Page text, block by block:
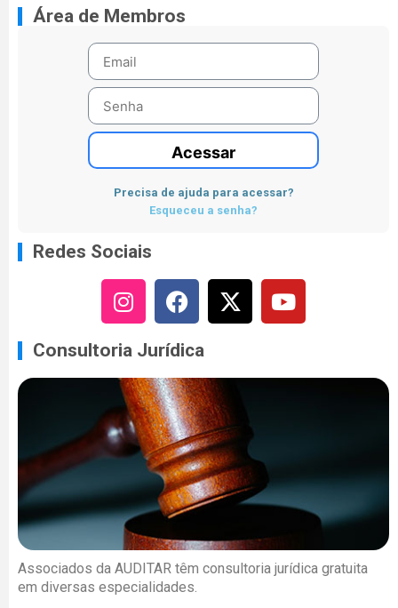
Área de Membros
Acessar
Precisa de ajuda para acessar?
Esqueceu a senha?
Redes Sociais
Consultoria Jurídica
Associados da AUDITAR têm consultoria jurídica gratuita
em diversas especialidades.